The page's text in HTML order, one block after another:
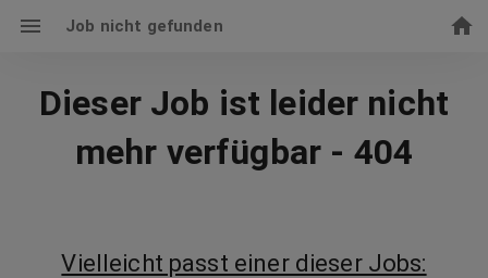
Job nicht gefunden
Dieser Job ist leider nicht
mehr verfügbar - 404
Vielleicht passt einer dieser Jobs: